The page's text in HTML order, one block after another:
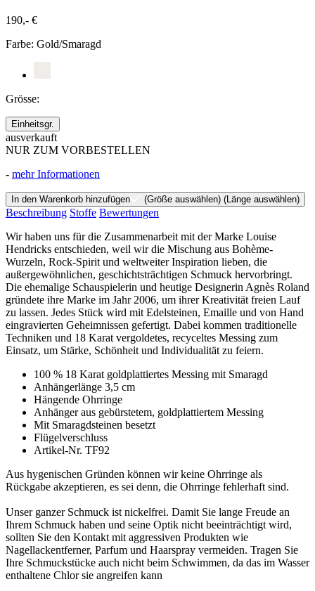
190,- €
Farbe: Gold/Smaragd
Grösse:
Einheitsgr.
ausverkauft
NUR ZUM VORBESTELLEN
- mehr Informationen
In den Warenkorb hinzufügen (Größe auswählen) (Länge auswählen)
Beschreibung Stoffe Bewertungen
Wir haben uns für die Zusammenarbeit mit der Marke Louise
Hendricks entschieden, weil wir die Mischung aus Bohème-
Wurzeln, Rock-Spirit und weltweiter Inspiration lieben, die
außergewöhnlichen, geschichtsträchtigen Schmuck hervorbringt.
Die ehemalige Schauspielerin und heutige Designerin Agnès Roland
gründete ihre Marke im Jahr 2006, um ihrer Kreativität freien Lauf
zu lassen. Jedes Stück wird mit Edelsteinen, Emaille und von Hand
eingravierten Geheimnissen gefertigt. Dabei kommen traditionelle
Techniken und 18 Karat vergoldetes, recyceltes Messing zum
Einsatz, um Stärke, Schönheit und Individualität zu feiern.
100 % 18 Karat goldplattiertes Messing mit Smaragd
Anhängerlänge 3,5 cm
Hängende Ohrringe
Anhänger aus gebürstetem, goldplattiertem Messing
Mit Smaragdsteinen besetzt
Flügelverschluss
Artikel-Nr. TF92
Aus hygenischen Gründen können wir keine Ohrringe als
Rückgabe akzeptieren, es sei denn, die Ohrringe fehlerhaft sind.
Unser ganzer Schmuck ist nickelfrei. Damit Sie lange Freude an
Ihrem Schmuck haben und seine Optik nicht beeinträchtigt wird,
sollten Sie den Kontakt mit aggressiven Produkten wie
Nagellackentferner, Parfum und Haarspray vermeiden. Tragen Sie
Ihre Schmuckstücke auch nicht beim Schwimmen, da das im Wasser
enthaltene Chlor sie angreifen kann